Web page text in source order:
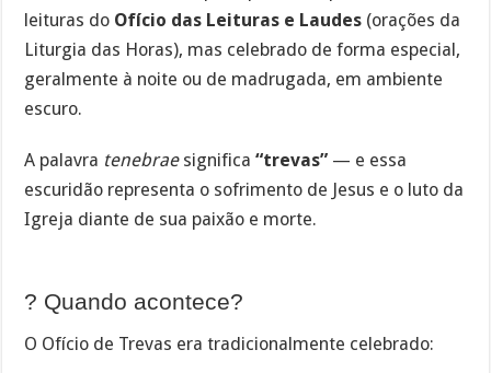
leituras do Ofício das Leituras e Laudes (orações da
Liturgia das Horas), mas celebrado de forma especial,
geralmente à noite ou de madrugada, em ambiente
escuro.
A palavra tenebraesignifica“trevas” — e essa
escuridão representa o sofrimento de Jesus e o luto da
Igreja diante de sua paixão e morte.
? Quando acontece?
O Ofício de Trevas era tradicionalmente celebrado: